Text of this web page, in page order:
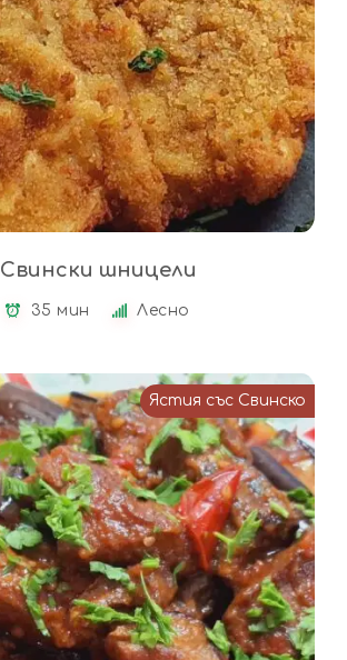
Свински шницели
35 мин Лесно
Ястия със Свинско